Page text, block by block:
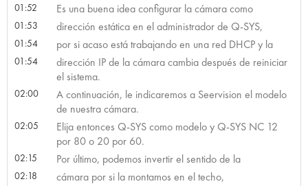
01:52 Es una buena idea configurar la cámara como
01:53 dirección estática en el administrador de Q-SYS,
01:54 por si acaso está trabajando en una red DHCP y la
01:54
dirección IP de la cámara cambia después de reiniciar
el sistema.
02:00
A continuación, le indicaremos a Seervision el modelo
de nuestra cámara.
02:05
Elija entonces Q-SYS como modelo y Q-SYS NC 12
por 80 o 20 por 60.
02:15 Por último, podemos invertir el sentido de la
02:18 cámara por si la montamos en el techo,